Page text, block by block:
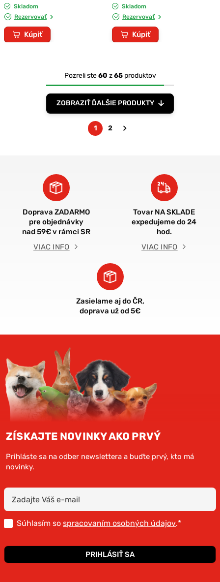
Skladom
Rezervovať
Kúpiť
Skladom
Rezervovať
Kúpiť
Pozreli ste60 z65produktov
ZOBRAZIŤ ĎALŠIE PRODUKTY
1 2
Nasledujúca
Doprava ZADARMO
pre objednávky
nad 59€ v rámci SR
VIAC INFO
Tovar NA SKLADE
expedujeme do 24
hod.
VIAC INFO
Zasielame aj do ČR,
doprava už od 5€
ZÍSKAJTE NOVINKY AKO PRVÝ
Prihláste sa na odber newslettera a buďte prvý, kto má
novinky.
Súhlasím so spracovaním osobných údajov.*
PRIHLÁSIŤ SA